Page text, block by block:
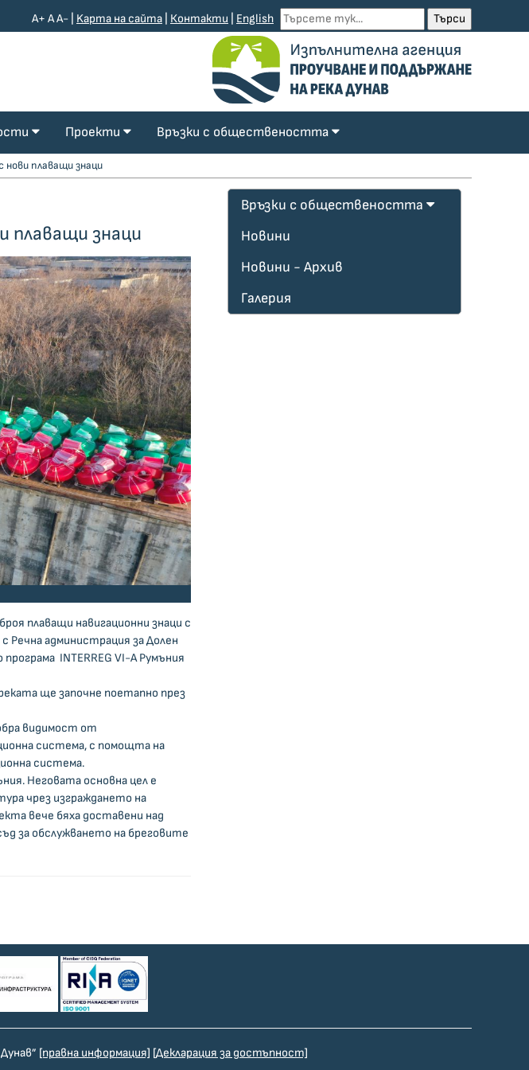
A+ AA- Kарта на сайта Контакти English
Проекти Връзки с обществеността
плаващи знаци
плаващи знаци
плаващи навигационни знаци с
администрация за Долен
INTERREG VI-A Румъния
ще започне поетапно през
видимост от
система, с помощта на
система.
Неговата основна цел е
чрез изграждането на
вече бяха доставени над
за обслужването на бреговите
Връзки с обществеността
Новини
Новини - Архив
Галерия
[правна информация] [Декларация за достъпност]